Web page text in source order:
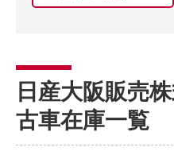
日産大阪販売
古車在庫一覧